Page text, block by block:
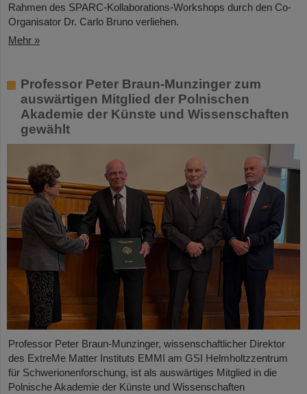
Rahmen des SPARC-Kollaborations-Workshops durch den Co-
Organisator Dr. Carlo Bruno verliehen.
Mehr »
Professor Peter Braun-Munzinger zum
auswärtigen Mitglied der Polnischen
Akademie der Künste und Wissenschaften
gewählt
Professor Peter Braun-Munzinger, wissenschaftlicher Direktor
des ExtreMe Matter Instituts EMMI am GSI Helmholtzzentrum
für Schwerionenforschung, ist als auswärtiges Mitglied in die
Polnische Akademie der Künste und Wissenschaften